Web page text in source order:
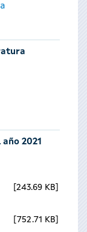
2021
243.69 KB
752.71 KB